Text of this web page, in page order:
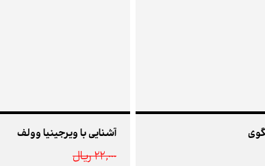
آشنایی با ویرجینیا وولف
22,000 ريال